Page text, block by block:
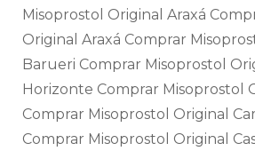
Misoprostol Original Araxá
Original Araxá Comprar
Barueri Comprar Misoprostol
Horizonte Comprar Misoprostol
Comprar Misoprostol Original
Comprar Misoprostol Original